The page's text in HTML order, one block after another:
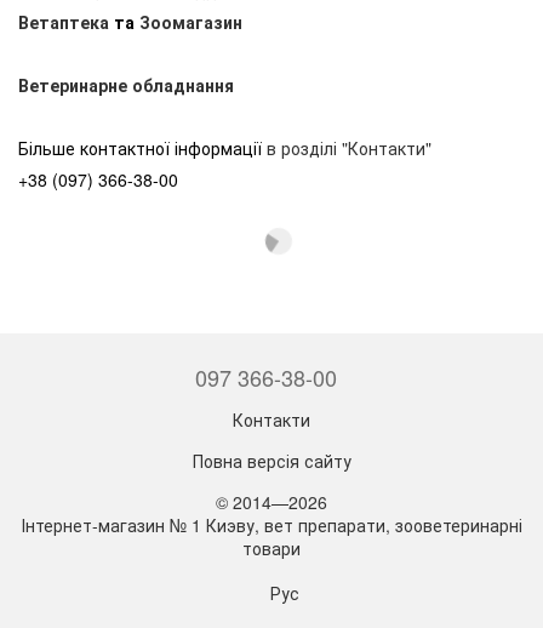
Ветаптека та Зоомагазин
Ветеринарне обладнання
Більше контактної інформації в розділі "Контакти"
+38 (097) 366-38-00
097 366-38-00
Контакти
Повна версія сайту
© 2014—2026
Інтернет-магазин № 1 Киэву, вет препарати, зооветеринарні
товари
Рус